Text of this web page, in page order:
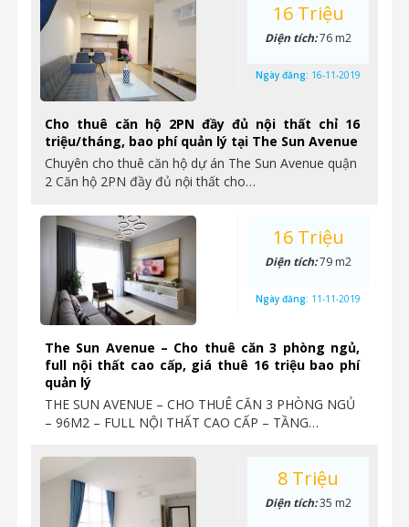
Cho thuê căn hộ 2PN đầy đủ nội thất chỉ 16
triệu/tháng, bao phí quản lý tại The Sun Avenue
Chuyên cho thuê căn hộ dự án The Sun Avenue quận
2 Căn hộ 2PN đầy đủ nội thất cho…
16 Triệu
Diện tích:76 m2
Ngày đăng: 16-11-2019
The Sun Avenue – Cho thuê căn 3 phòng ngủ,
full nội thất cao cấp, giá thuê 16 triệu bao phí
quản lý
THE SUN AVENUE – CHO THUÊ CĂN 3 PHÒNG NGỦ
– 96M2 – FULL NỘI THẤT CAO CẤP – TẦNG…
16 Triệu
Diện tích:79 m2
Ngày đăng: 11-11-2019
8 Triệu
Diện tích:35 m2